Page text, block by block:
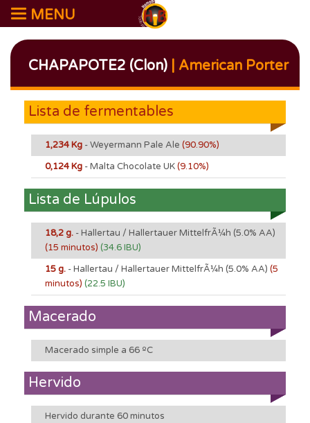
MENU
CHAPAPOTE2 (Clon) | American Porter
Lista de fermentables
1,234 Kg - Weyermann Pale Ale (90.90%)
0,124 Kg - Malta Chocolate UK(9.10%)
Lista de Lúpulos
18,2 g. - Hallertau / Hallertauer MittelfrÃ¼h (5.0% AA)
(15 minutos) (34.6 IBU)
15 g. - Hallertau / Hallertauer MittelfrÃ¼h (5.0% AA) (5
minutos) (22.5 IBU)
Macerado
Macerado simple a 66 ºC
Hervido
Hervido durante 60 minutos